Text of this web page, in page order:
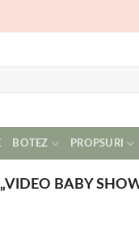
BOTEZ PROPSURI
BABY